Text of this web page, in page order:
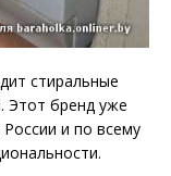
стиральные
Этот бренд уже
и по всему